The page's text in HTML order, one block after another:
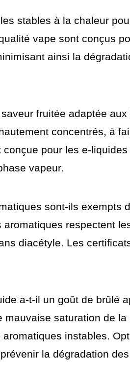
stables à la chaleur
vape sont conçus
ainsi la
fruitée adaptée
concentrés, à
conçue pour les e-
vapeur.
sont-ils exempts
aromatiques respectent
diacétyle. Les
a-t-il un goût de brûlé
mauvaise saturation de
instables.
la dégradation